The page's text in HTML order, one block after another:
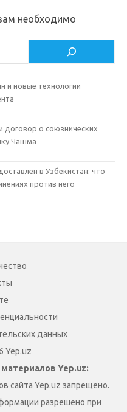
ь необходимо
и новые технологии
договор о союзнических
Чашма
в Узбекистан: что
против него
данных
Yep.uz
Yep.uz:
сайта Yep.uz запрещено.
разрешено при